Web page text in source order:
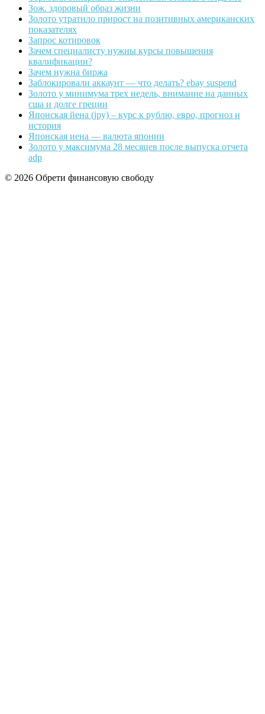
Зож. здоровый образ жизни
Золото утратило прирост на позитивных американских
показателях
Запрос котировок
Зачем специалисту нужны курсы повышения
квалификации?
Зачем нужна биржа
Заблокировали аккаунт — что делать? ebay suspend
Золото у минимума трех недель, внимание на данных
сша и долге греции
Японская йена (jpy) – курс к рублю, евро, прогноз и
история
Японская иена — валюта японии
Золото у максимума 28 месяцев после выпуска отчета
adp
© 2026 Обрети финансовую свободу